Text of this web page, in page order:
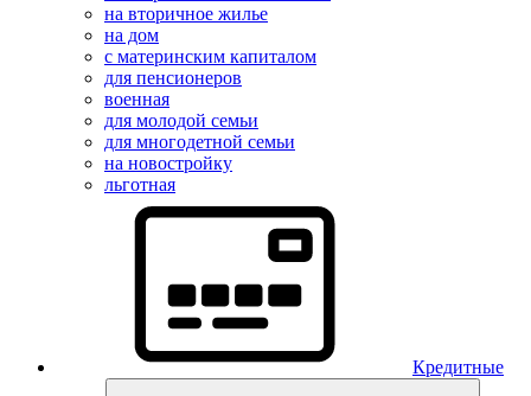
на вторичное жилье
на дом
с материнским капиталом
для пенсионеров
военная
для молодой семьи
для многодетной семьи
на новостройку
льготная
Кредитные